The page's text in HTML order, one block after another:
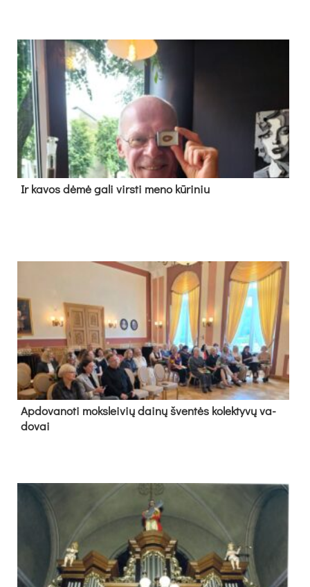
Ir ka­vos dė­mė ga­li virs­ti me­no kū­ri­niu
Ap­do­va­no­ti moks­lei­vių dai­nų šven­tės ko­lek­ty­vų va­
do­vai